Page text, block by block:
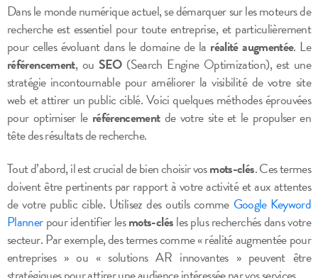
Dans le monde numérique actuel, se démarquer sur les moteurs de
recherche est essentiel pour toute entreprise, et particulièrement
pour celles évoluant dans le domaine de la réalité augmentée. Le
référencement, ou SEO(Search Engine Optimization), est une
stratégie incontournable pour améliorer la visibilité de votre site
web et attirer un public ciblé. Voici quelques méthodes éprouvées
pour optimiser le référencementde votre site et le propulser en
tête des résultats de recherche.
Tout d’abord, il est crucial de bien choisir vosmots-clés. Ces termes
doivent être pertinents par rapport à votre activité et aux attentes
de votre public cible. Utilisez des outils comme Google Keyword
Plannerpour identifier lesmots-clésles plus recherchés dans votre
secteur. Par exemple, des termes comme « réalité augmentée pour
entreprises » ou « solutions AR innovantes » peuvent être